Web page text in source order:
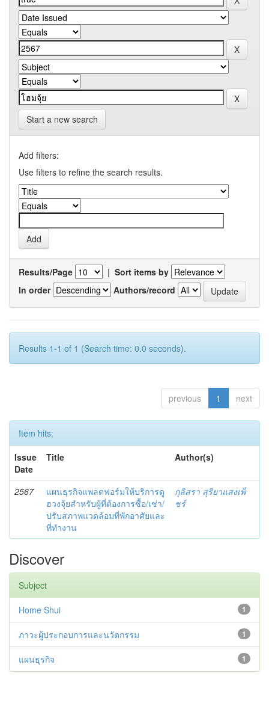
Start a new search
Add filters:
Use filters to refine the search results.
Results/Page | Sort items by
In order
Authors/record
Results 1-1 of 1 (Search time: 0.0 seconds).
previous 1 next
Item hits:
Issue
Date
Title Author(s)
2567
แผนธุรกิจแพลตฟอร์มให้บริการดู
ฮวงจุ้ยสำหรับผู้ที่ต้องการซื้อ/เช่า/
ปรับสภาพแวดล้อมที่พักอาศัยและ
ที่ทำงาน
กุลิสรา สุริยาแสงเพ็
ชร์
Discover
Subject
1
Home Shui
1
ภาวะผู้ประกอบการและนวัตกรรม
1
แผนธุรกิจ